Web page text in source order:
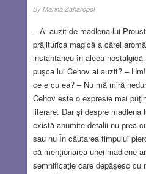
By Marina Zaharopol
– Ai auzit de madlena lui
prăjiturica magică a cărei
instantaneu în aleea nostalgică
puşca lui Cehov ai auzit? –
ce e cu ea? – Nu mă miră
Cehov este o expresie mai
literare. Dar și despre madlena
există anumite detalii nu prea
sau nu În căutarea timpului
că menţionarea unei madlene
semnificaţie care depăşesc cu